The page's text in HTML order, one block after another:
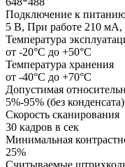
Подключение к
5 В, При работе 210
Температура
от -20°C до +50°C
Температура хранения
от -40°C до +70°C
Допустимая
5%-95% (без конденсата)
Скорость сканирования
30 кадров в сек
Минимальная
25%
Считываемые